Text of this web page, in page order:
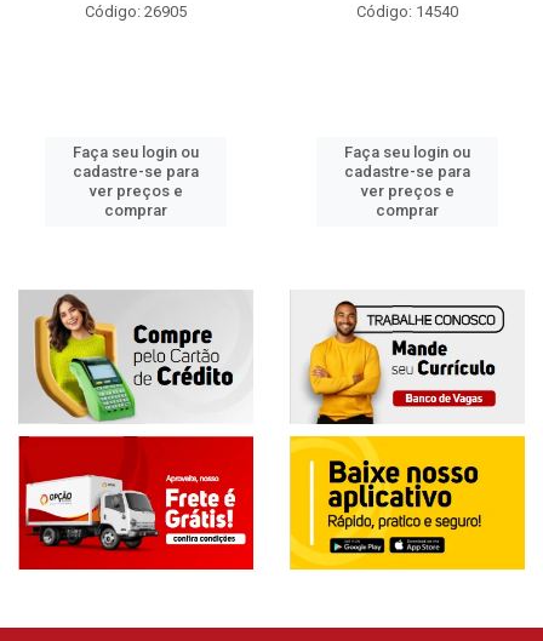
Código: 26905
Faça seu login ou
cadastre-se para
ver preços e
comprar
Código: 14540
Faça seu login ou
cadastre-se para
ver preços e
comprar